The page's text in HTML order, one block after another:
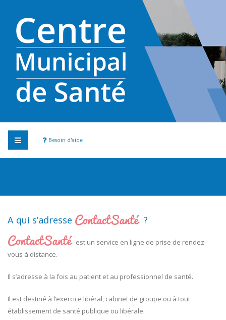
Besoin d'aide
A qui s’adresse ?
est un service en ligne de prise de rendez-
vous à distance.
Il s’adresse à la fois au patient et au professionnel de santé.
Il est destiné à l’exercice libéral, cabinet de groupe ou à tout
établissement de santé publique ou libérale.